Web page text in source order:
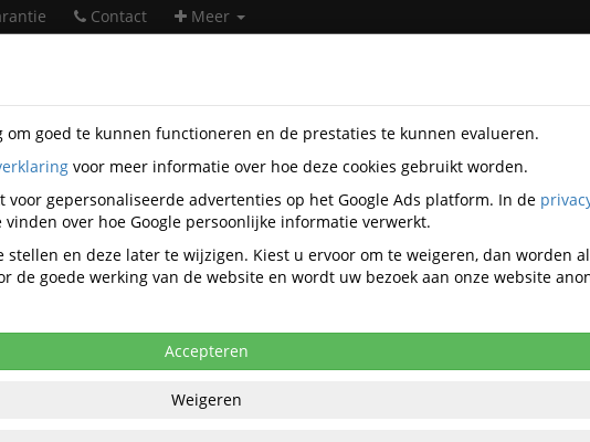
Contact Meer
Bisley
Bisley kantoorartikelen
om goed te kunnen functioneren en de prestaties te kunnen evalueren.
voor meer informatie over hoe deze cookies gebruikt worden.
voor gepersonaliseerde advertenties op het Google Ads platform. In de
over hoe Google persoonlijke informatie verwerkt.
en deze later te wijzigen. Kiest u ervoor om te weigeren, dan worden
de goede werking van de website en wordt uw bezoek aan onze website
Accepteren
Weigeren